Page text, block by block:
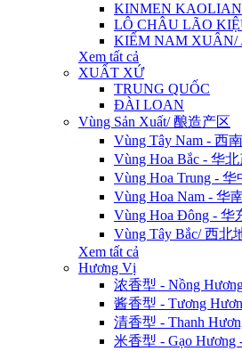
KINMEN
LÔ CHÂU LÃO
KIẾM NAM XUÂN/
Xem tất cả
XUẤT XỨ
TRUNG QUỐC
ĐÀI LOAN
Vùng Sản Xuất/ 酿造产区
Vùng Tây Nam - 西
Vùng Hoa Bắc - 华
Vùng Hoa Trung - 华
Vùng Hoa Nam - 华
Vùng Hoa Đông - 华
Vùng Tây Bắc/ 西北
Xem tất cả
Hương Vị
浓香型 - Nồng
酱香型 - Tương
清香型 - Thanh
米香型 - Gạo Hương